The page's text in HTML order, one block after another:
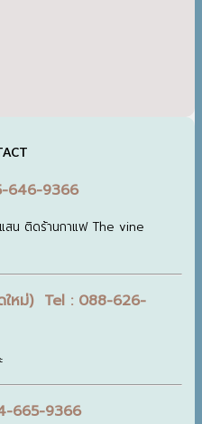
646-9366
สน ติดร้านกาแฟ The vine
หม่) Tel : 088-626-
665-9366